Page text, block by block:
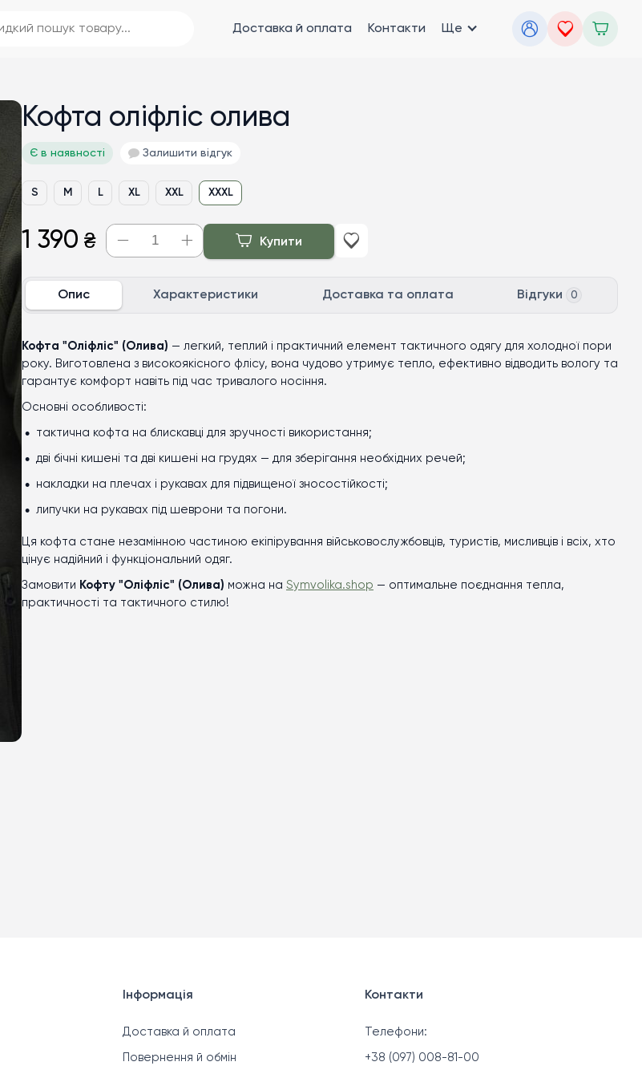
Доставка й оплата Контакти Ще
Кофта оліфліс олива
Є в наявності Залишити відгук
S M L XL XXL XXXL
1 390 ₴ Купити
Опис Характеристики Доставка та оплата Відгуки 0
Кофта "Оліфліс" (Олива) — легкий, теплий і практичний елемент тактичного одягу для холодної пори
року. Виготовлена з високоякісного флісу, вона чудово утримує тепло, ефективно відводить вологу та
гарантує комфорт навіть під час тривалого носіння.
Основні особливості:
тактична кофта на блискавці для зручності використання;
дві бічні кишені та дві кишені на грудях — для зберігання необхідних речей;
накладки на плечах і рукавах для підвищеної зносостійкості;
липучки на рукавах під шеврони та погони.
Ця кофта стане незамінною частиною екіпірування військовослужбовців, туристів, мисливців і всіх, хто
цінує надійний і функціональний одяг.
Замовити Кофту "Оліфліс" (Олива) можна на Symvolika.shop — оптимальне поєднання тепла,
практичності та тактичного стилю!
Інформація
Доставка й оплата
Повернення й обмін
Контакти
Телефони:
+38 (097) 008-81-00